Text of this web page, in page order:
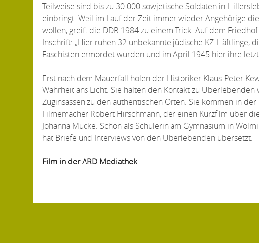
Teilweise sind bis zu 30.000 sowjetische Soldaten in
einbringt. Weil im Lauf der Zeit immer wieder Angehörige
wollen, greift die DDR 1984 zu einem Trick. Auf dem
Inschrift: „Hier ruhen 32 unbekannte jüdische KZ-Häftlinge,
Faschisten ermordet wurden und im April 1945 hier ihre
Erst nach dem Mauerfall holen der Historiker Klaus-Peter
Wahrheit ans Licht. Sie halten den Kontakt zu
Zuginsassen zu den authentischen Orten. Sie kommen in
Filmemacher Robert Hirschmann, der einen Kurzfilm über
Johanna Mücke. Schon als Schülerin am Gymnasium in
hat Briefe und Interviews von den Überlebenden übersetzt.
Film in der ARD Mediathek